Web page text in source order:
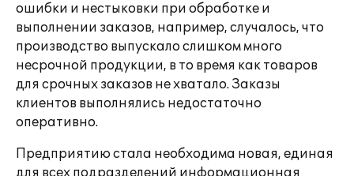
ошибки и нестыковки при обработке и
выполнении заказов, например, случалось, что
производство выпускало слишком много
несрочной продукции, в то время как товаров
для срочных заказов не хватало. Заказы
клиентов выполнялись недостаточно
оперативно.
Предприятию стала необходима новая, единая
для всех подразделений информационная